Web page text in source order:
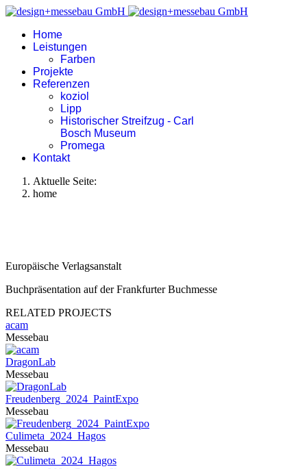
Home
Leistungen
Farben
Projekte
Referenzen
koziol
Lipp
Historischer Streifzug - Carl
Bosch Museum
Promega
Kontakt
Aktuelle Seite:
home
Europäische Verlagsanstalt
Buchpräsentation auf der Frankfurter Buchmesse
RELATED PROJECTS
acam
Messebau
DragonLab
Messebau
Freudenberg_2024_PaintExpo
Messebau
Culimeta_2024_Hagos
Messebau